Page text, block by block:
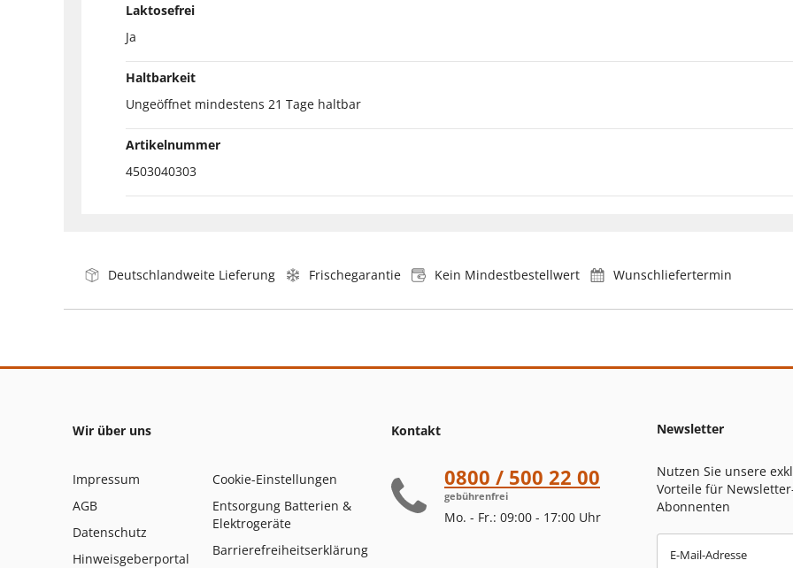
Laktosefrei
Ja
Haltbarkeit
Ungeöffnet mindestens 21 Tage haltbar
Artikelnummer
4503040303
Deutschlandweite Lieferung Frischegarantie Kein Mindestbestellwert Wunschliefertermin
Wir über uns
Impressum
AGB
Datenschutz
Hinweisgeberportal
Cookie-Einstellungen
Entsorgung Batterien &
Elektrogeräte
Barrierefreiheitserklärung
Kontakt
0800 / 500 22 00
gebührenfrei
Mo. - Fr.: 09:00 - 17:00 Uhr
Newsletter
Nutzen Sie unsere
Vorteile für
Abonnenten
E-Mail-Adresse